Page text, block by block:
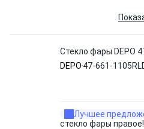
Стекло фары DEPO
DEPO 47-661-
Лучшее
стекло фары